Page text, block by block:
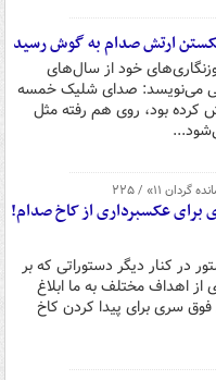
ارتش صدام به گوش رسید
خود از سال‌های
می‌نویسد: صدای شلیک خمسه
بود، روی هم رفته مثل
۱۱» / ۲۲۵
برای عکسبرداری از کاخ صدام!
در کنار دیگر دستوراتی که بر
از اهداف مختلف به ما ابلاغ
سری برای پیدا کردن کاخ